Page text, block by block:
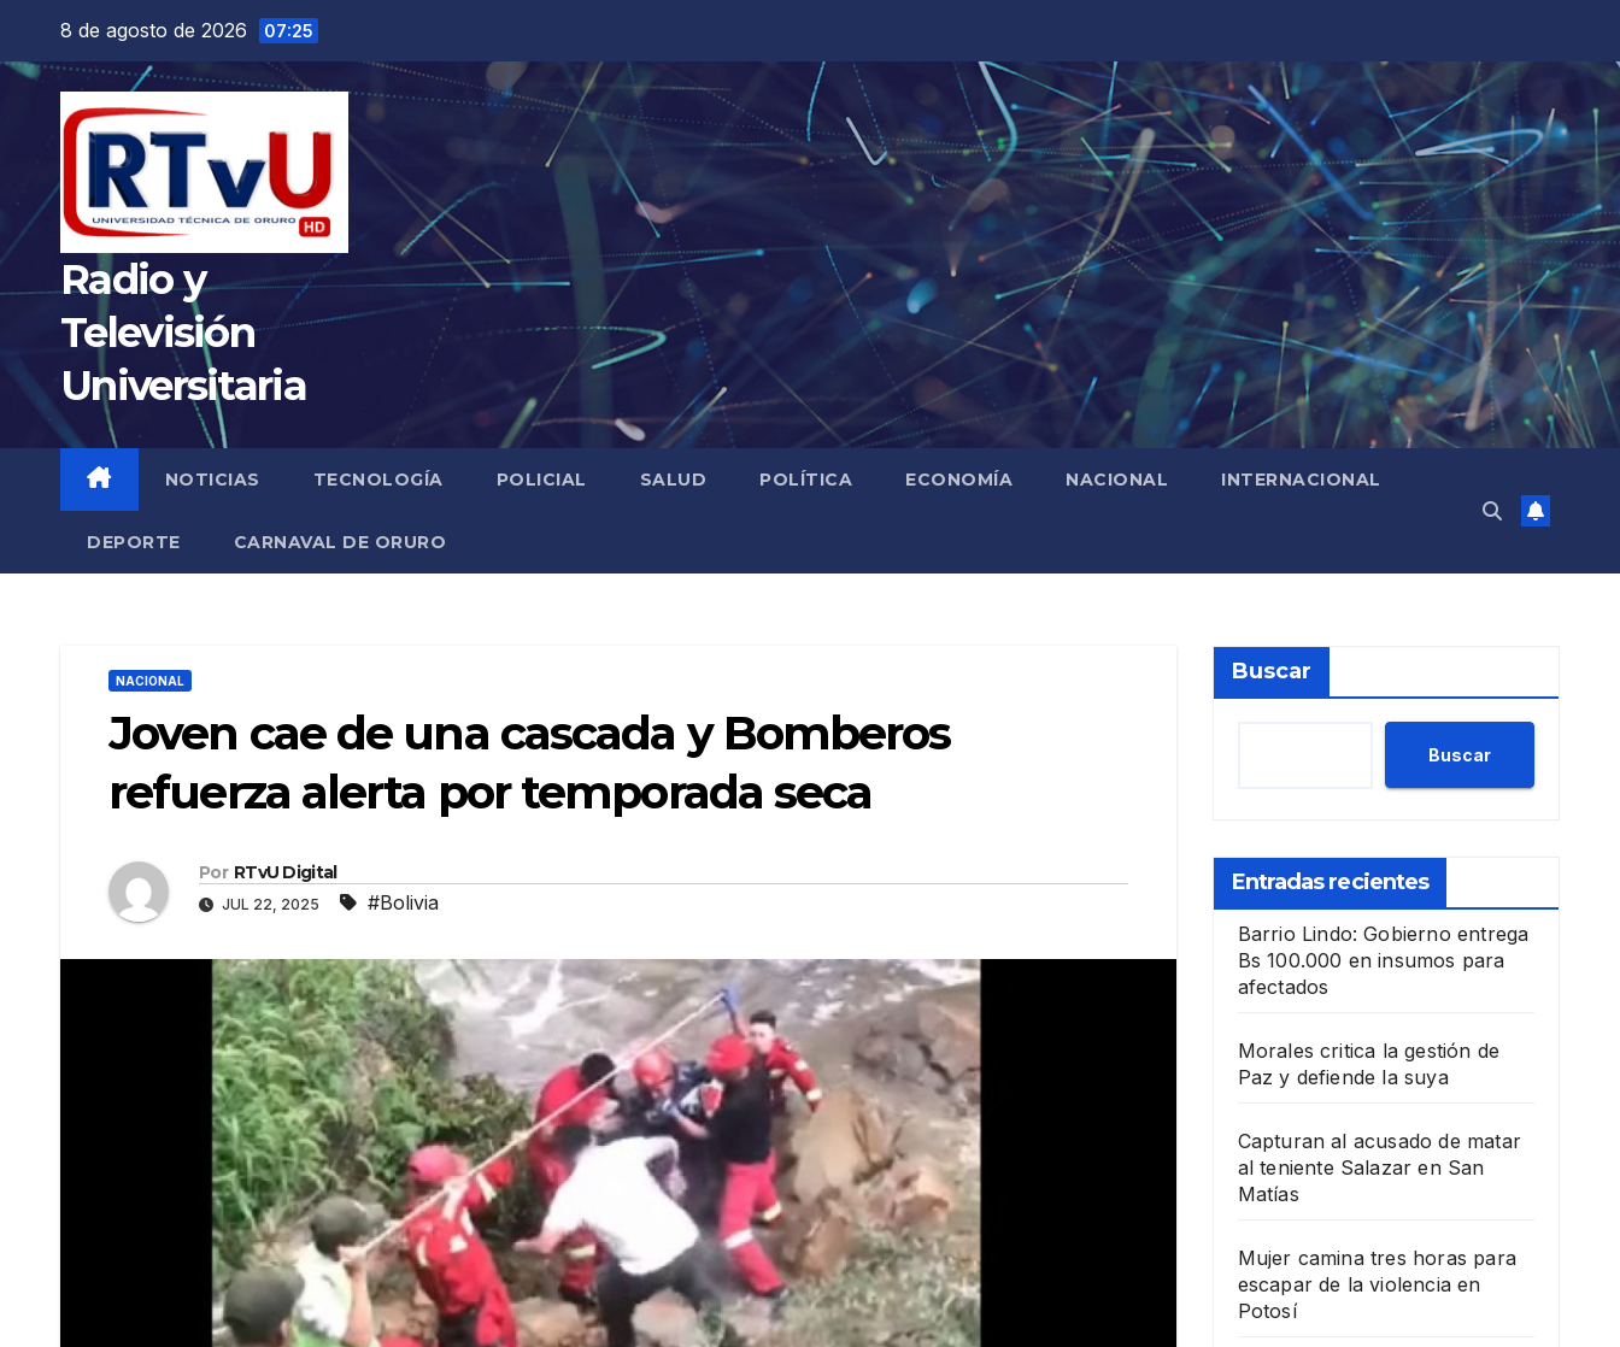
contenido
8 de agosto de 2026 07:25
Radio y
Televisión
Universitaria
NOTICIAS TECNOLOGÍA POLICIAL SALUD POLÍTICA ECONOMÍA NACIONAL INTERNACIONAL
DEPORTE CARNAVAL DE ORURO
NACIONAL
Joven cae de una cascada y Bomberos
refuerza alerta por temporada seca
Por RTvU Digital
JUL 22, 2025 #Bolivia
Buscar
Buscar
Entradas recientes
Barrio Lindo: Gobierno entrega
Bs 100.000 en insumos para
afectados
Morales critica la gestión de
Paz y defiende la suya
Capturan al acusado de matar
al teniente Salazar en San
Matías
Mujer camina tres horas para
escapar de la violencia en
Potosí